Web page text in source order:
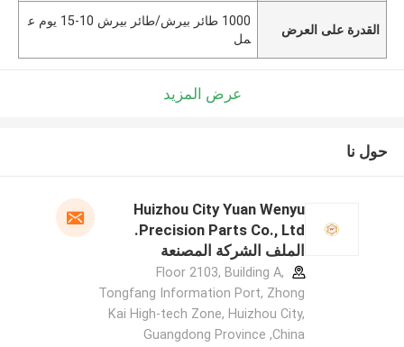
القدرة على العرض
1000 طائر بيرش/طائر بيرش 10-15 يوم ع
مل
عرض المزيد
حول نا
Huizhou City Yuan Wenyu
Precision Parts Co., Ltd.
الملف الشركة المصنعة
Floor 2103, Building A,
Tongfang Information Port, Zhong
Kai High-tech Zone, Huizhou City,
Guangdong Province ,China